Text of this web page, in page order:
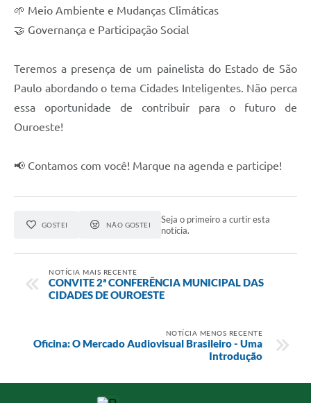
🌱 Meio Ambiente e Mudanças Climáticas
🤝 Governança e Participação Social
Teremos a presença de um painelista do Estado de São
Paulo abordando o tema Cidades Inteligentes. Não perca
essa oportunidade de contribuir para o futuro de
Ouroeste!
📢 Contamos com você! Marque na agenda e participe!
GOSTEI NÃO GOSTEI
Seja o primeiro a curtir esta
notícia.
NOTÍCIA MAIS RECENTE
CONVITE 2ª CONFERÊNCIA MUNICIPAL DAS
CIDADES DE OUROESTE
NOTÍCIA MENOS RECENTE
Oficina: O Mercado Audiovisual Brasileiro - Uma
Introdução